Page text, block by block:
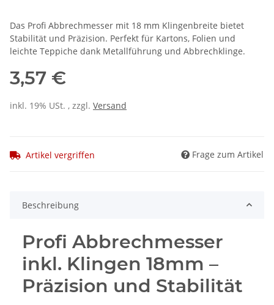
Das Profi Abbrechmesser mit 18 mm Klingenbreite bietet
Stabilität und Präzision. Perfekt für Kartons, Folien und
leichte Teppiche dank Metallführung und Abbrechklinge.
3,57 €
inkl. 19% USt. , zzgl. Versand
Artikel vergriffen Frage zum Artikel
Beschreibung
Profi Abbrechmesser
inkl. Klingen 18mm –
Präzision und Stabilität